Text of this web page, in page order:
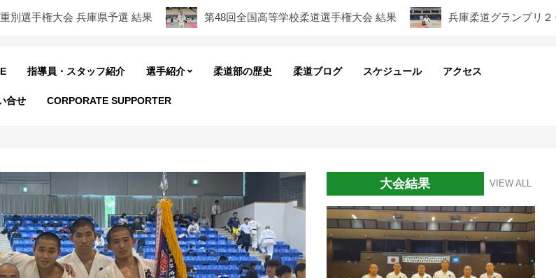
手権大会 兵庫県予選 結果 第48回全国高等学校柔道選手権大会 結果 兵庫柔道グランプリ２０２
指導員・スタッフ紹介 選手紹介 柔道部の歴史 柔道ブログ スケジュール アクセス
合せ CORPORATE SUPPORTER
大会結果 VIEW ALL